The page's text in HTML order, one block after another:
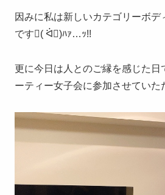
因みに私は新しいカテゴリーボデ
です( ᐛ)ﾊｧ…ｯ!!
更に今日は人とのご縁を感じた日
ーティー女子会に参加させていた